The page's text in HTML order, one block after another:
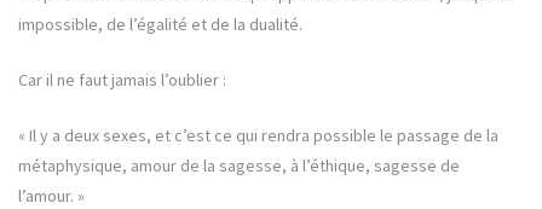
impossible, de l’égalité et de la dualité.
Car il ne faut jamais l’oublier :
« Il y a deux sexes, et c’est ce qui rendra possible le passage de la
métaphysique, amour de la sagesse, à l’éthique, sagesse de
l’amour. »